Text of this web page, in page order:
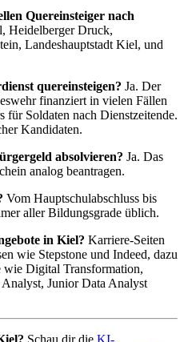
Quereinsteiger nach
Heidelberger Druck,
Landeshauptstadt Kiel, und
quereinsteigen? Ja. Der
finanziert in vielen Fällen
für Soldaten nach Dienstzeitende.
Kandidaten.
absolvieren? Ja. Das
analog beantragen.
Vom Hauptschulabschluss bis
aller Bildungsgrade üblich.
in Kiel? Karriere-Seiten
wie Stepstone und Indeed, dazu
Digital Transformation,
Junior Data Analyst